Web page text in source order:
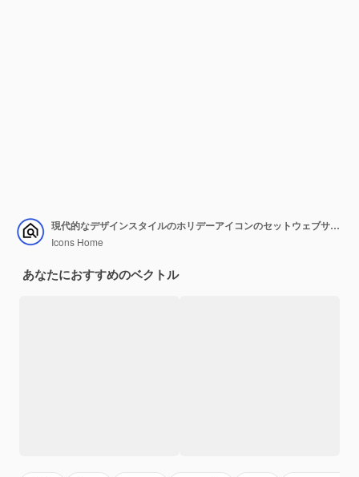
現代的なデザインスタイルのホリデーアイコンのセットウェブサイトやモバイルアプリで使用する準備ができています
Icons Home
あなたにおすすめのベクトル